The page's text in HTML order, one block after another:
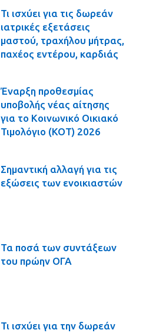
Τι ισχύει για τις δωρεάν
ιατρικές εξετάσεις
μαστού, τραχήλου μήτρας,
παχέος εντέρου, καρδιάς
Έναρξη προθεσμίας
υποβολής νέας αίτησης
για το Κοινωνικό Οικιακό
Τιμολόγιο (ΚΟΤ) 2026
Σημαντική αλλαγή για τις
εξώσεις των ενοικιαστών
Τα ποσά των συντάξεων
του πρώην ΟΓΑ
Τι ισχύει για την δωρεάν